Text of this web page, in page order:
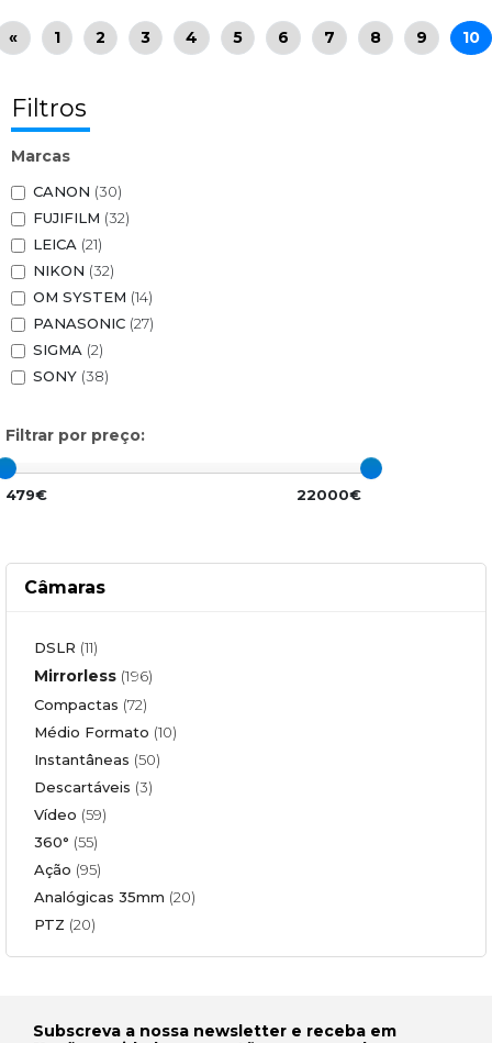
Filtros
Marcas
CANON (30)
FUJIFILM (32)
LEICA (21)
NIKON (32)
OM SYSTEM (14)
PANASONIC (27)
SIGMA (2)
SONY (38)
Filtrar por preço:
479€ 22000€
Câmaras
DSLR (11)
Mirrorless (196)
Compactas (72)
Médio Formato (10)
Instantâneas (50)
Descartáveis (3)
Vídeo (59)
360° (55)
Ação (95)
Analógicas 35mm (20)
PTZ (20)
« 1 2 3 4 5 6 7 8 9 10
Subscreva a nossa newsletter e receba em